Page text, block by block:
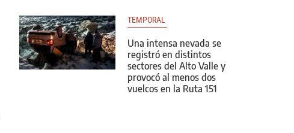
TEMPORAL
Una intensa nevada se
registró en distintos
sectores del Alto Valle y
provocó al menos dos
vuelcos en la Ruta 151